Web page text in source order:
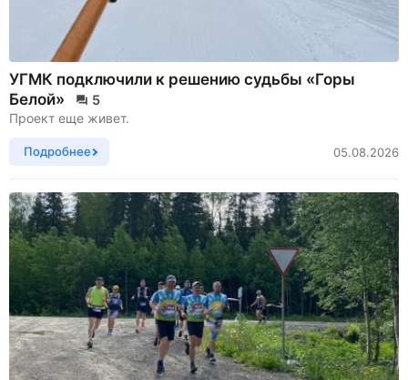
УГМК подключили к решению судьбы «Горы
Белой»
5
Проект еще живет.
Подробнее 05.08.2026